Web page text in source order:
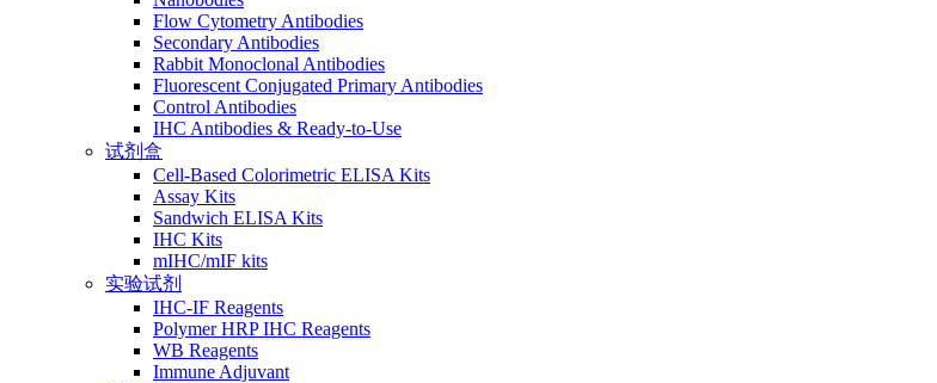
Flow Cytometry Antibodies
Secondary Antibodies
Rabbit Monoclonal Antibodies
Fluorescent Conjugated Primary Antibodies
Control Antibodies
IHC Antibodies & Ready-to-Use
试剂盒
Cell-Based Colorimetric ELISA Kits
Assay Kits
Sandwich ELISA Kits
IHC Kits
mIHC/mIF kits
实验试剂
IHC-IF Reagents
Polymer HRP IHC Reagents
WB Reagents
Immune Adjuvant